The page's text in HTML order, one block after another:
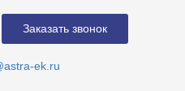
ek.ru
Заказать звонок